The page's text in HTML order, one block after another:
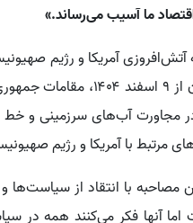
ما آسیب می‌رساند.»
آتش‌افروزی آمریکا و رژیم
ملی و تمامیت ارضی ایران
در مجاورت آب‌های سرزمینی و
مرتبط با آمریکا و رژیم
با انتقاد از سیاست‌ها و
آنها فکر می‌کنند همه در